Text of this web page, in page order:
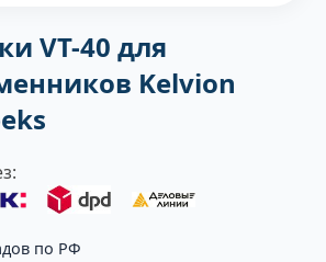
VT-40 для
Kelvion
по РФ